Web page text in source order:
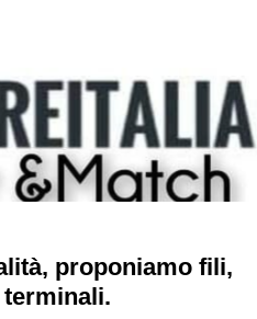
proponiamo fili,